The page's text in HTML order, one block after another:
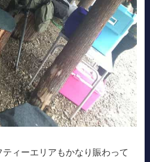
ィーエリアもかなり賑わって